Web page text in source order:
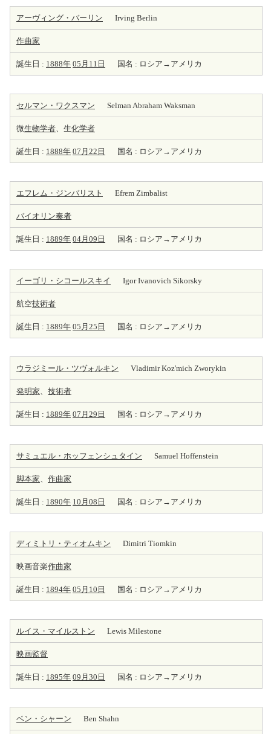
アーヴィング・バーリン Irving Berlin
作曲家
誕生日 : 1888年 05月11日 国名 : ロシア→アメリカ
セルマン・ワクスマン Selman Abraham Waksman
微生物学者、生化学者
誕生日 : 1888年 07月22日 国名 : ロシア→アメリカ
エフレム・ジンバリスト Efrem Zimbalist
バイオリン奏者
誕生日 : 1889年 04月09日 国名 : ロシア→アメリカ
イーゴリ・シコールスキイ Igor Ivanovich Sikorsky
航空技術者
誕生日 : 1889年 05月25日 国名 : ロシア→アメリカ
ウラジミール・ツヴォルキン Vladimir Koz'mich Zworykin
発明家、 技術者
誕生日 : 1889年 07月29日 国名 : ロシア→アメリカ
サミュエル・ホッフェンシュタイン Samuel Hoffenstein
脚本家、 作曲家
誕生日 : 1890年 10月08日 国名 : ロシア→アメリカ
ディミトリ・ティオムキン Dimitri Tiomkin
映画音楽作曲家
誕生日 : 1894年 05月10日 国名 : ロシア→アメリカ
ルイス・マイルストン Lewis Milestone
映画監督
誕生日 : 1895年 09月30日 国名 : ロシア→アメリカ
ベン・シャーン Ben Shahn